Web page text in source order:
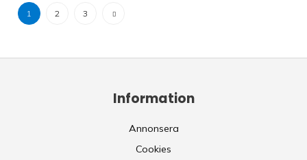
1 2 3
Information
Annonsera
Cookies